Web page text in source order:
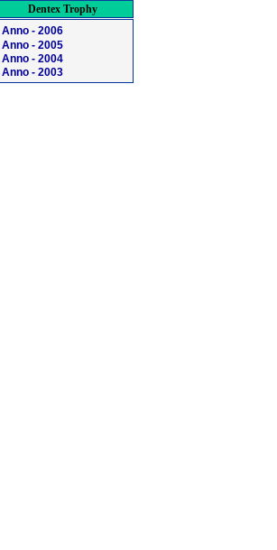
Dentex Trophy
Anno - 2006
Anno - 2005
Anno - 2004
Anno - 2003